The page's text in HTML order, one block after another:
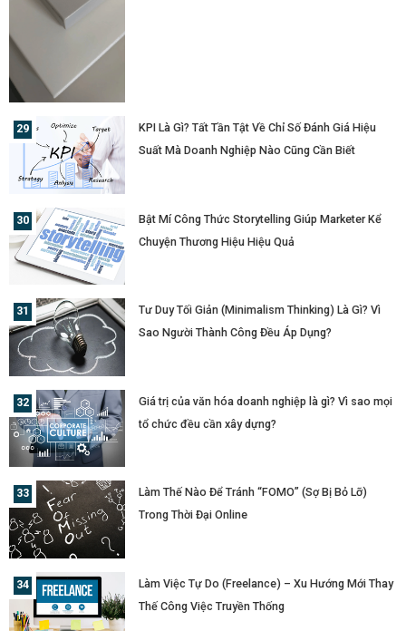
KPI Là Gì? Tất Tần Tật Về Chỉ Số Đánh Giá Hiệu
Suất Mà Doanh Nghiệp Nào Cũng Cần Biết
Bật Mí Công Thức Storytelling Giúp Marketer Kể
Chuyện Thương Hiệu Hiệu Quả
Tư Duy Tối Giản (Minimalism Thinking) Là Gì? Vì
Sao Người Thành Công Đều Áp Dụng?
Giá trị của văn hóa doanh nghiệp là gì? Vì sao mọi
tổ chức đều cần xây dựng?
Làm Thế Nào Để Tránh “FOMO” (Sợ Bị Bỏ Lỡ)
Trong Thời Đại Online
Làm Việc Tự Do (Freelance) – Xu Hướng Mới Thay
Thế Công Việc Truyền Thống